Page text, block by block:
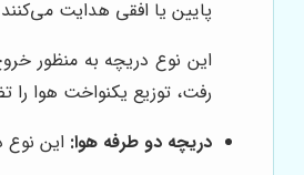
پایین یا افقی هدایت
این نوع دریچه به منظور
رفت، توزیع یکنواخت هوا
دریچه دو طرفه هوا: این نوع